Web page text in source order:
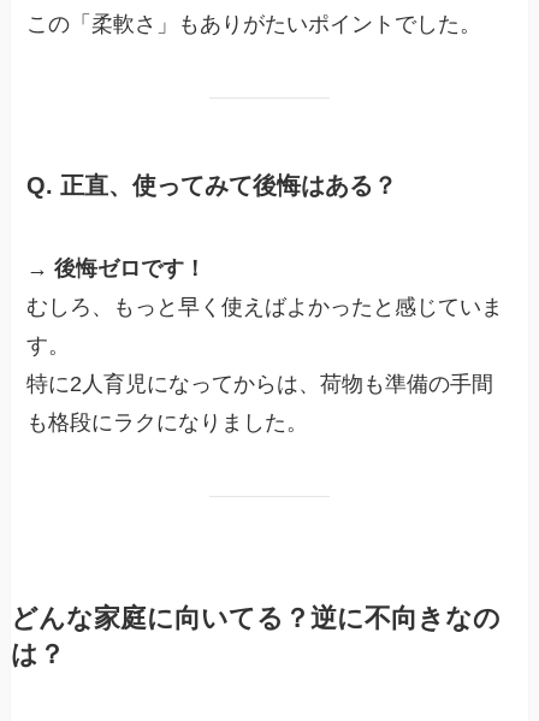
この「柔軟さ」もありがたいポイントでした。
Q. 正直、使ってみて後悔はある？
→後悔ゼロです！
むしろ、もっと早く使えばよかったと感じていま
す。
特に2人育児になってからは、荷物も準備の手間
も格段にラクになりました。
どんな家庭に向いてる？逆に不向きなの
は？